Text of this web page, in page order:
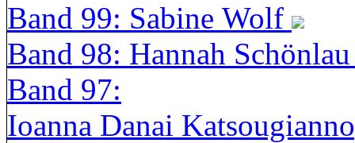
Band 99: Sabine Wolf
Band 98: Hannah
Band 97:
Ioanna Danai